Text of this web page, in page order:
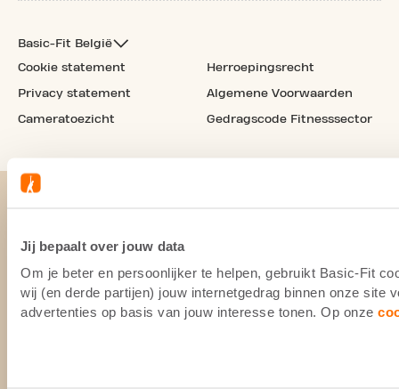
Jij bepaalt over jouw data
Om je beter en persoonlijker te helpen, gebruikt Basic-Fit
wij (en derde partijen) jouw internetgedrag binnen onze site
advertenties op basis van jouw interesse tonen. Op onze
Basic-Fit België
Cookie statement
Privacy statement
Cameratoezicht
Herroepingsrecht
Algemene Voorwaarden
Gedragscode Fitnesssector